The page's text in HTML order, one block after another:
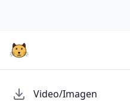
Video/Imagen